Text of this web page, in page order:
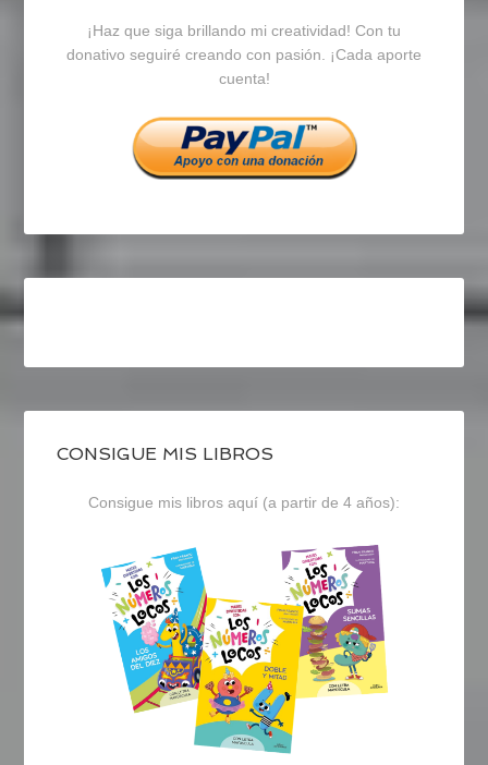
en
Facebook
en
Twitter
en
Instagram
¡Haz que siga brillando mi creatividad! Con tu
donativo seguiré creando con pasión. ¡Cada aporte
cuenta!
CONSIGUE MIS LIBROS
Consigue mis libros aquí (a partir de 4 años):